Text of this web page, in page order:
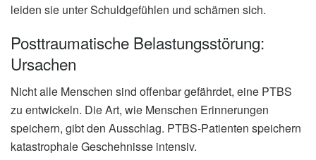
leiden sie unter Schuldgefühlen und schämen sich.
Posttraumatische Belastungsstörung:
Ursachen
Nicht alle Menschen sind offenbar gefährdet, eine PTBS
zu entwickeln. Die Art, wie Menschen Erinnerungen
speichern, gibt den Ausschlag. PTBS-Patienten speichern
katastrophale Geschehnisse intensiv.